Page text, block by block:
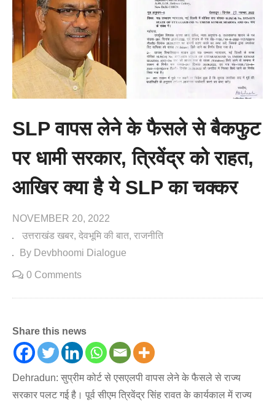
SLP वापस लेने के फैसले से बैकफुट
पर धामी सरकार, त्रिवेंद्र को राहत,
आखिर क्या है ये SLP का चक्कर
NOVEMBER 20, 2022
उत्तराखंड खबर देवभूमि की बात राजनीति
By Devbhoomi Dialogue
0 Comments
Share this news
Dehradun: सुप्रीम कोर्ट से एसएलपी वापस लेने के फैसले से राज्य
सरकार पलट गई है। पूर्व सीएम त्रिवेंद्र सिंह रावत के कार्यकाल में राज्य